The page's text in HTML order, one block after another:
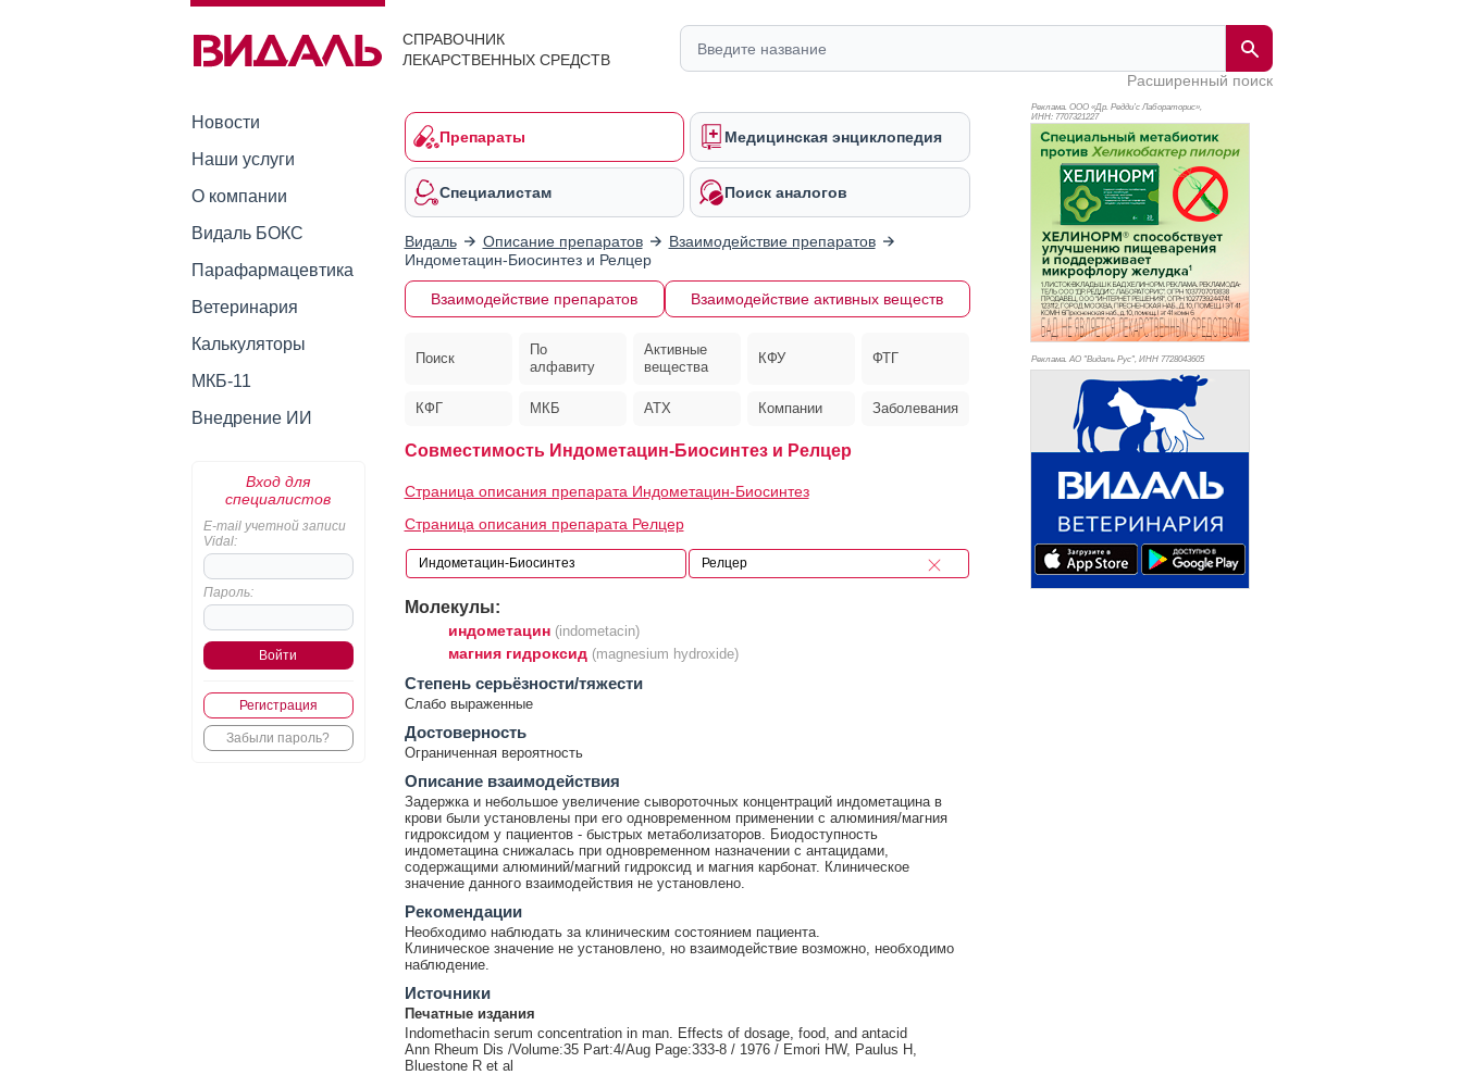
СПРАВОЧНИК
ЛЕКАРСТВЕННЫХ СРЕДСТВ
Расширенный поиск
Новости
Наши услуги
О компании
Видаль БОКС
Парафармацевтика
Ветеринария
Калькуляторы
МКБ-11
Внедрение ИИ
Вход для
специалистов
E-mail учетной записи
Vidal:
Пароль:
Регистрация
Забыли пароль?
Препараты Медицинская энциклопедия
Специалистам Поиск аналогов
Видаль Описание препаратов
Взаимодействие препаратов
Индометацин-Биосинтез и Релцер
Взаимодействие препаратов Взаимодействие активных веществ
Поиск
По
алфавиту
Активные
вещества
КФУ ФТГ
КФГ МКБ АТХ Компании Заболевания
Совместимость Индометацин-Биосинтез и Релцер
Страница описания препарата Индометацин-Биосинтез
Страница описания препарата Релцер
Молекулы:
индометацин (indometacin)
магния гидроксид (magnesium hydroxide)
Cтепень серьёзности/тяжести
Слабо выраженные
Достоверность
Ограниченная вероятность
Описание взаимодействия
Задержка и небольшое увеличение сывороточных концентраций индометацина в
крови были установлены при его одновременном применении с алюминия/магния
гидроксидом у пациентов - быстрых метаболизаторов. Биодоступность
индометацина снижалась при одновременном назначении с антацидами,
содержащими алюминий/магний гидроксид и магния карбонат. Клиническое
значение данного взаимодействия не установлено.
Рекомендации
Необходимо наблюдать за клиническим состоянием пациента.
Клиническое значение не установлено, но взаимодействие возможно, необходимо
наблюдение.
Источники
Печатные издания
Indomethacin serum concentration in man. Effects of dosage, food, and antacid
Ann Rheum Dis /Volume:35 Part:4/Aug Page:333-8 / 1976 / Emori HW, Paulus H,
Bluestone R et al
Реклама. ООО «Др. Редди’с Лабораторис»,
ИНН: 7707321227
Реклама. АО "Видаль Рус", ИНН 7728043605